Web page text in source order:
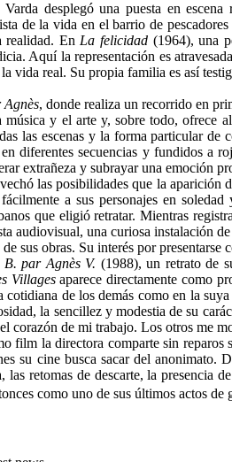
desplegó una puesta en
de la vida en el barrio de
realidad. En La felicidad (1964), una
Aquí la representación es
vida real. Su propia familia es así
Agnès, donde realiza un recorrido en
y el arte y, sobre todo, ofrece
las escenas y la forma particular
diferentes secuencias y fundidos a
extrañeza y subrayar una emoción
las posibilidades que la aparición
a sus personajes en
que eligió retratar. Mientras
audiovisual, una curiosa instalación
sus obras. Su interés por
B. par Agnès V. (1988), un retrato de
Villagesaparece directamente como
de los demás como en la
la sencillez y modestia de su
corazón de mi trabajo. Los otros me
film la directora comparte sin
su cine busca sacar del
las retomas de descarte, la
como uno de sus últimos actos de